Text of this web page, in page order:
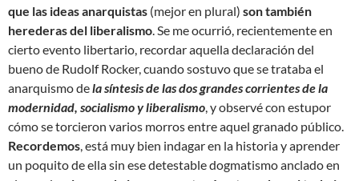
que las ideas anarquistas (mejor en plural) son también
herederas del liberalismo . Se me ocurrió, recientemente en
cierto evento libertario, recordar aquella declaración del
bueno de Rudolf Rocker, cuando sostuvo que se trataba el
anarquismo dela síntesis de las dos grandes corrientes de la
modernidad, socialismo y liberalismo , y observé con estupor
cómo se torcieron varios morros entre aquel granado público.
Recordemos , está muy bien indagar en la historia y aprender
un poquito de ella sin ese detestable dogmatismo anclado en